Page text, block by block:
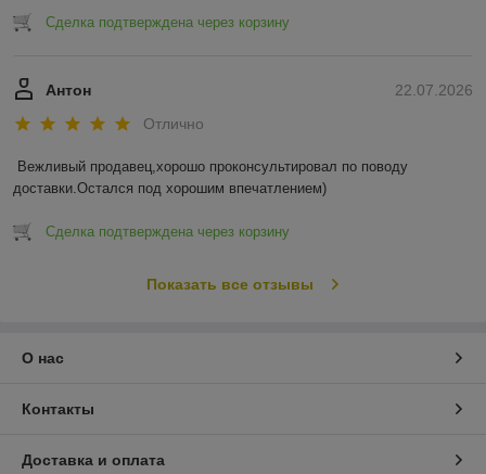
Сделка подтверждена через корзину
22.07.2026
Антон
Отлично
Вежливый продавец,хорошо проконсультировал по поводу
доставки.Остался под хорошим впечатлением)
Сделка подтверждена через корзину
Показать все отзывы
О нас
Контакты
Доставка и оплата